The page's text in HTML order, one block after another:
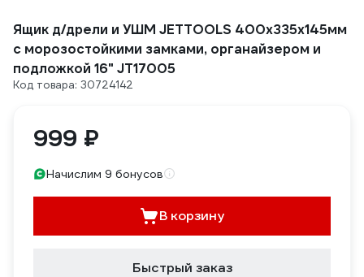
Ящик д/дрели и УШМ JETTOOLS 400x335x145мм
с морозостойкими замками, органайзером и
подложкой 16" JT17005
Код товара: 30724142
999 ₽
Начислим 9 бонусов
В корзину
Быстрый заказ